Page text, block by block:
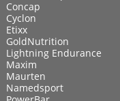
Concap
Cyclon
Etixx
GoldNutrition
Lightning Endurance
Maxim
Maurten
Namedsport